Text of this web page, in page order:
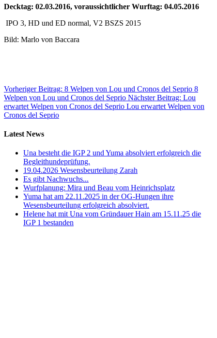
Decktag: 02.03.2016, voraussichtlicher Wurftag: 04.05.2016
IPO 3, HD und ED normal, V2 BSZS 2015
Bild: Marlo von Baccara
Vorheriger Beitrag: 8 Welpen von Lou und Cronos del Seprio 8
Welpen von Lou und Cronos del Seprio Nächster Beitrag: Lou
erwartet Welpen von Cronos del Seprio Lou erwartet Welpen von
Cronos del Seprio
Latest News
Una besteht die IGP 2 und Yuma absolviert erfolgreich die
Begleithundeprüfung.
19.04.2026 Wesensbeurteilung Zarah
Es gibt Nachwuchs...
Wurfplanung: Mira und Beau vom Heinrichsplatz
Yuma hat am 22.11.2025 in der OG-Hungen ihre
Wesensbeurteilung erfolgreich absolviert.
Helene hat mit Una vom Gründauer Hain am 15.11.25 die
IGP 1 bestanden